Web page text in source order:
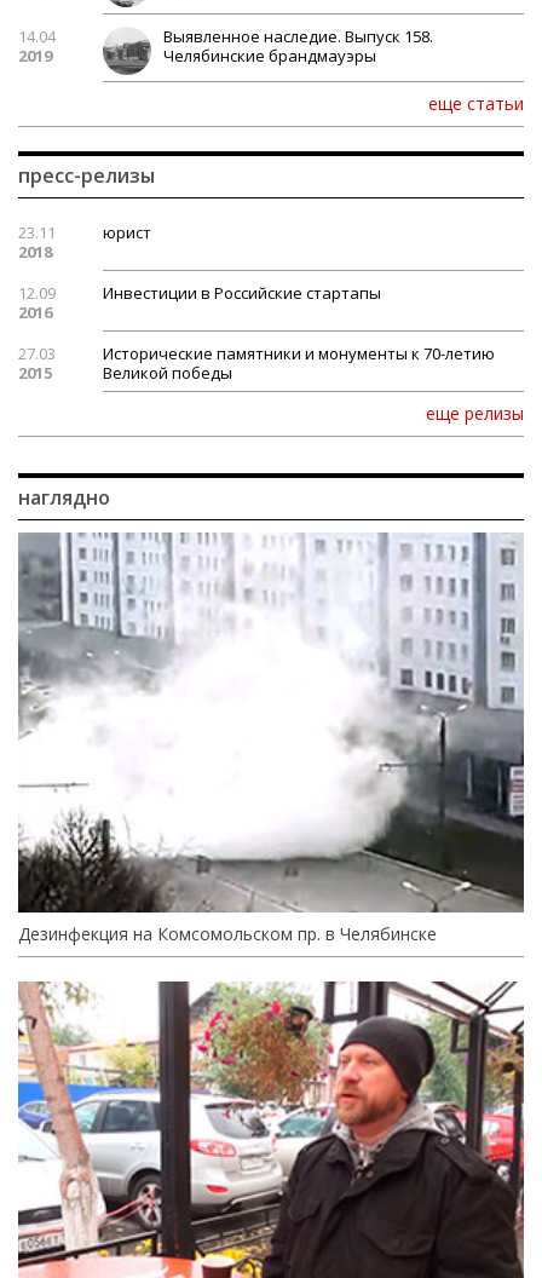
14.04
2019
Выявленное наследие. Выпуск 158.
Челябинские брандмауэры
еще статьи
пресс-релизы
23.11
2018
юрист
12.09
2016
Инвестиции в Российские стартапы
27.03
2015
Исторические памятники и монументы к 70-летию
Великой победы
еще релизы
наглядно
Дезинфекция на Комсомольском пр. в Челябинске